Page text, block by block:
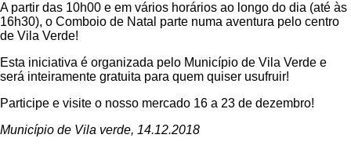
A partir das 10h00 e em vários horários ao longo do dia (até às
16h30), o Comboio de Natal parte numa aventura pelo centro
de Vila Verde!
Esta iniciativa é organizada pelo Município de Vila Verde e
será inteiramente gratuita para quem quiser usufruir!
Participe e visite o nosso mercado 16 a 23 de dezembro!
Município de Vila verde, 14.12.2018